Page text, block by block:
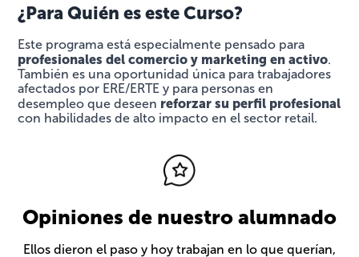
¿Para Quién es este Curso?
Este programa está especialmente pensado para
profesionales del comercio y marketing en activo.
También es una oportunidad única para trabajadores
afectados por ERE/ERTE y para personas en
desempleo que deseen reforzar su perfil profesional
con habilidades de alto impacto en el sector retail.
Opiniones de nuestro alumnado
Ellos dieron el paso y hoy trabajan en lo que querían,